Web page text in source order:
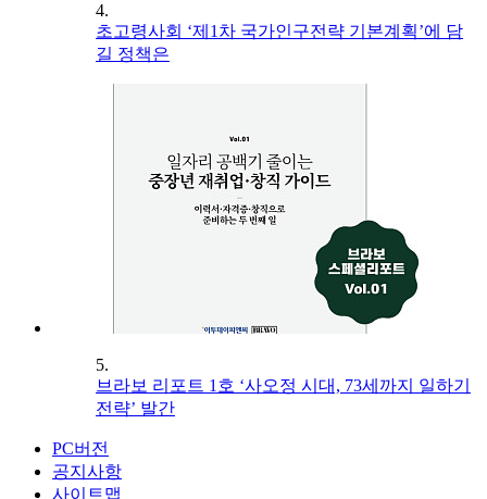
4.
초고령사회 ‘제1차 국가인구전략 기본계획’에 담
길 정책은
5.
브라보 리포트 1호 ‘사오정 시대, 73세까지 일하기
전략’ 발간
PC버전
공지사항
사이트맵